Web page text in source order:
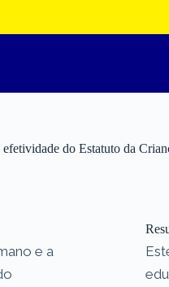
do Estatuto da
e a